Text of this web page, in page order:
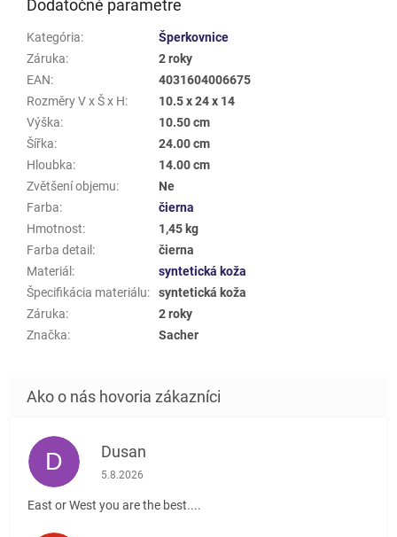
Dodatočné parametre
Kategória:
Šperkovnice
Záruka:
2 roky
EAN:
4031604006675
Rozměry V x Š x H:
10.5 x 24 x 14
Výška:
10.50 cm
Šířka:
24.00 cm
Hloubka:
14.00 cm
Zvětšení objemu:
Ne
Farba:
čierna
Hmotnost:
1,45 kg
Farba detail :
čierna
Materiál :
syntetická koža
Špecifikácia materiálu:
syntetická koža
Záruka:
2 roky
Značka: Sacher
D Dusan
Hodnotenie obchodu je 5 z 5 hviezdičiek.
5.8.2026
East or West you are the best....